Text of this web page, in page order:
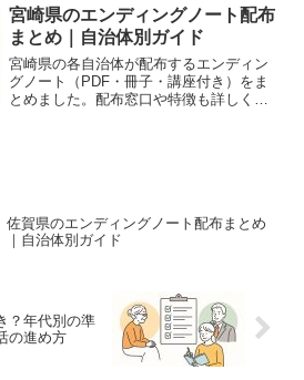
ています。
宮崎県のエンディングノート配布
まとめ｜自治体別ガイド
宮崎県の各自治体が配布するエンディン
グノート（PDF・冊子・講座付き）をま
とめました。配布窓口や特徴も詳しく紹
佐賀県のエンディングノート配布まとめ
｜自治体別ガイド
？年代別の準
の進め方